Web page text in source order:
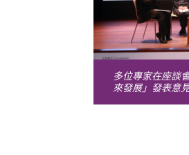
多位專家在座談
來發展」發表意